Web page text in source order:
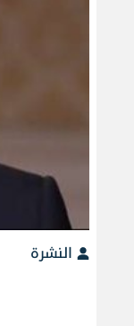
النشرة